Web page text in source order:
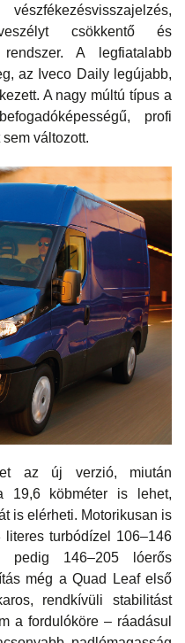
csökkentő és
rendszer. A legfiatalabb
az Iveco Daily legújabb,
A nagy múltú típus a
profi
változott.
az új verzió, miután
19,6 köbméter is lehet,
is elérheti. Motorikusan is
turbódízel 106–146
146–205 lóerős
még a Quad Leaf első
rendkívüli stabilitást
a fordulóköre – ráadásul